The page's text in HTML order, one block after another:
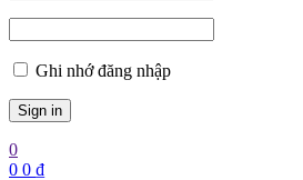
Ghi nhớ đăng nhập
0
0 0 ₫